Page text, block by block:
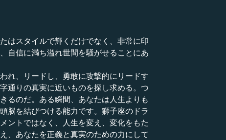
はスタイルで輝くだけでなく、非常に印
自信に満ち溢れ世間を騒がせることにあ
れ、リードし、勇敢に攻撃的にリードす
通りの真実に近いものを探し求める。つ
るのだ。ある瞬間、あなたは人生よりも
脳を結びつける能力です。獅子座のドラ
ントではなく、人生を変え、変化をもた
、あなたを正義と真実のための力にして